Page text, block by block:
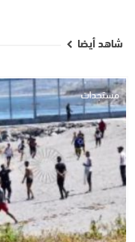
شاهد أيضا
مستجدات